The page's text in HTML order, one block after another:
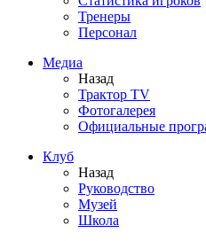
Тренеры
Персонал
Медиа
Назад
Трактор TV
Фотогалерея
Официальные
Клуб
Назад
Руководство
Музей
Школа